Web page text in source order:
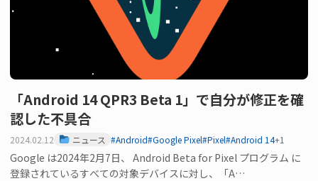
「Android 14 QPR3 Beta 1」で自分が修正を確
認した不具合
2024.02.12 ニュース #Android#Google Pixel#Pixel#Android 14+1
Google は2024年2月7日、 Android Beta for Pixel プログラム に
登録されているすべての対象デバイスに対し、「A…